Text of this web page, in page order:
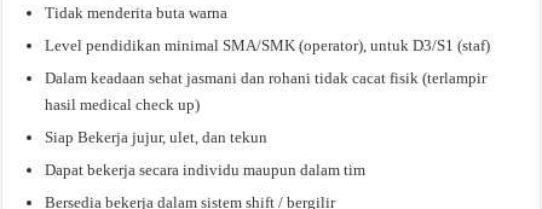
Tidak menderita buta warna
Level pendidikan minimal SMA/SMK (operator), untuk D3/S1 (staf)
Dalam keadaan sehat jasmani dan rohani tidak cacat fisik (terlampir
hasil medical check up)
Siap Bekerja jujur, ulet, dan tekun
Dapat bekerja secara individu maupun dalam tim
Bersedia bekerja dalam sistem shift / bergilir